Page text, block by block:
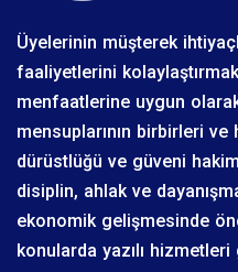
Üyelerinin müşterek
faaliyetlerini
menfaatlerine uygun
mensuplarının birbirleri
dürüstlüğü ve güveni
disiplin, ahlak ve
ekonomik gelişmesinde
konularda yazılı